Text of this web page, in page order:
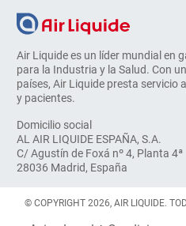
Air Liquide es un líder mundial en
para la Industria y la Salud. Con
países, Air Liquide presta servicio
y pacientes.
Domicilio social
AL AIR LIQUIDE ESPAÑA, S.A.
C/ Agustín de Foxá nº 4, Planta 4ª
28036 Madrid, España
© COPYRIGHT 2026, AIR LIQUIDE.